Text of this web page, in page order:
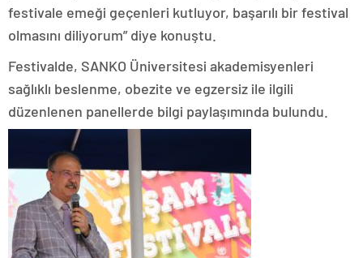
festivale emeği geçenleri kutluyor, başarılı bir festival
olmasını diliyorum” diye konuştu.
Festivalde, SANKO Üniversitesi akademisyenleri
sağlıklı beslenme, obezite ve egzersiz ile ilgili
düzenlenen panellerde bilgi paylaşımında bulundu.